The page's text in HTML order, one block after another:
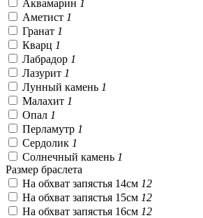
Аквамарин 1
Аметист 1
Гранат 1
Кварц 1
Лабрадор 1
Лазурит 1
Лунный камень 1
Малахит 1
Опал 1
Перламутр 1
Сердолик 1
Солнечный камень 1
Размер браслета
На обхват запястья 14см 12
На обхват запястья 15см 12
На обхват запястья 16см 12